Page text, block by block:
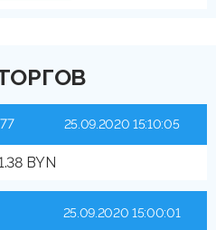
BYN
25.09.2020 15:10:05
25.09.2020 15:00:01